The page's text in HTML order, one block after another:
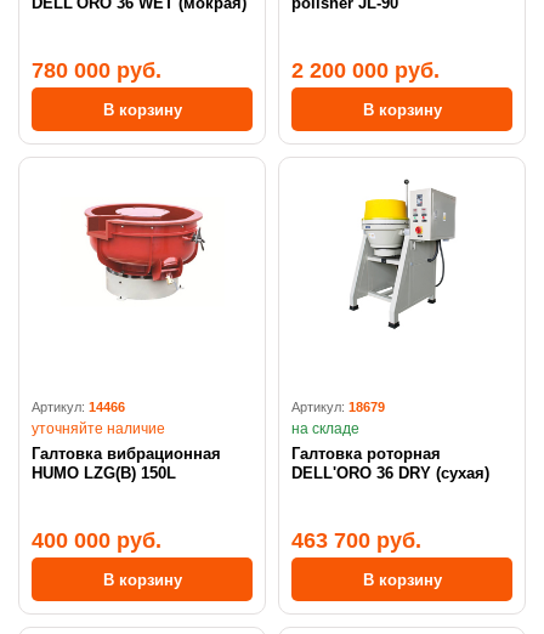
780 000 руб.
В корзину
2 200 000 руб.
В корзину
Артикул: 14466
уточняйте наличие
Галтовка вибрационная
HUMO LZG(B) 150L
400 000 руб.
В корзину
Артикул: 18679
на складе
Галтовка роторная
DELL'ORO 36 DRY (сухая)
463 700 руб.
В корзину